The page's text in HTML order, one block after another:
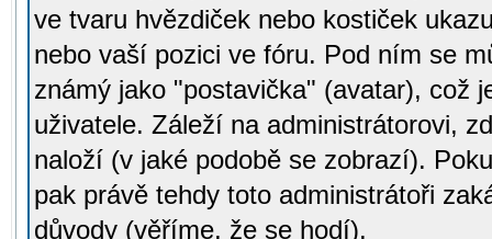
ve tvaru hvězdiček nebo kostiček
nebo vaší pozici ve fóru. Pod ním se
známý jako "postavička" (avatar), což
uživatele. Záleží na administrátorovi,
naloží (v jaké podobě se zobrazí).
pak právě tehdy toto administrátoři
důvody (věříme, že se hodí).